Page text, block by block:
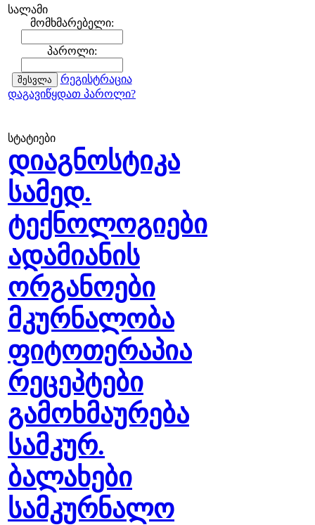
სალამი
მომხმარებელი:
პაროლი:
რეგისტრაცია
დაგავიწყდათ პაროლი?
სტატიები
დიაგნოსტიკა
სამედ.
ტექნოლოგიები
ადამიანის
ორგანოები
მკურნალობა
ფიტოთერაპია
რეცეპტები
გამოხმაურება
სამკურ.
ბალახები
სამკურნალო